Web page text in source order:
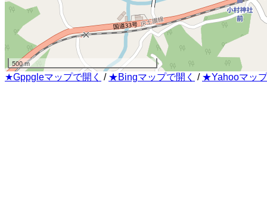
500 m
★Gppgleマップで開く / ★Bingマップで開く / ★Yahooマッ